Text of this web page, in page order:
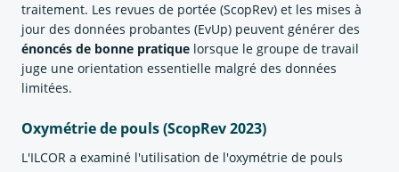
traitement. Les revues de portée (ScopRev) et les mises à
jour des données probantes (EvUp) peuvent générer des
énoncés de bonne pratique lorsque le groupe de travail
juge une orientation essentielle malgré des données
limitées.
Oxymétrie de pouls (ScopRev 2023)
L'ILCOR a examiné l'utilisation de l'oxymétrie de pouls